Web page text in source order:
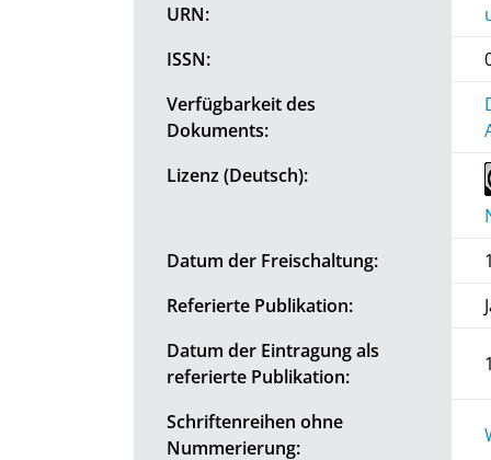
URN:
ISSN:
Verfügbarkeit des
Dokuments:
Lizenz (Deutsch):
Datum der Freischaltung:
Referierte Publikation:
Datum der Eintragung als
referierte Publikation:
Schriftenreihen ohne
Nummerierung: